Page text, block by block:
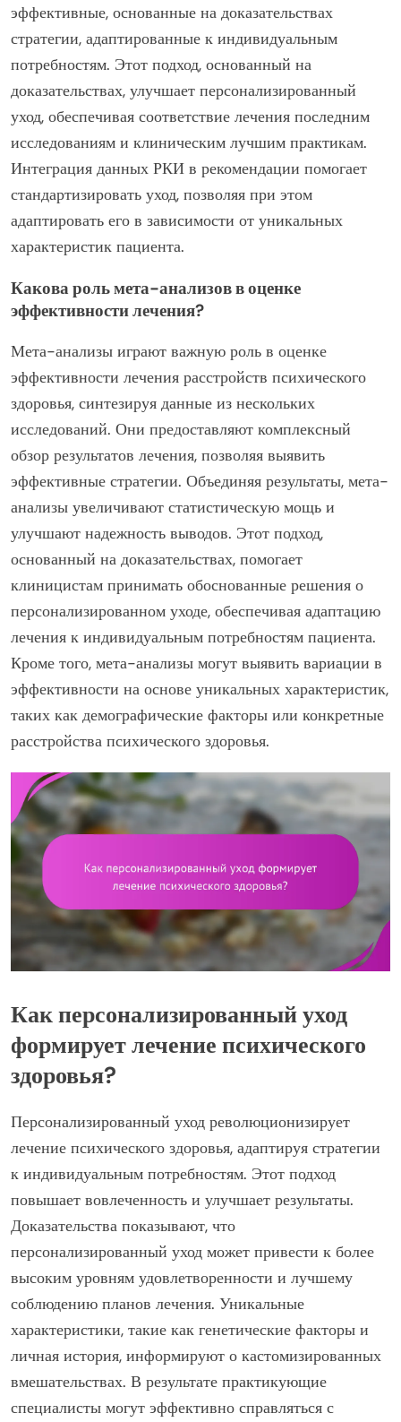
эффективные, основанные на доказательствах
стратегии, адаптированные к индивидуальным
потребностям. Этот подход, основанный на
доказательствах, улучшает персонализированный
уход, обеспечивая соответствие лечения последним
исследованиям и клиническим лучшим практикам.
Интеграция данных РКИ в рекомендации помогает
стандартизировать уход, позволяя при этом
адаптировать его в зависимости от уникальных
характеристик пациента.
Какова роль мета-анализов в оценке
эффективности лечения?
Мета-анализы играют важную роль в оценке
эффективности лечения расстройств психического
здоровья, синтезируя данные из нескольких
исследований. Они предоставляют комплексный
обзор результатов лечения, позволяя выявить
эффективные стратегии. Объединяя результаты, мета-
анализы увеличивают статистическую мощь и
улучшают надежность выводов. Этот подход,
основанный на доказательствах, помогает
клиницистам принимать обоснованные решения о
персонализированном уходе, обеспечивая адаптацию
лечения к индивидуальным потребностям пациента.
Кроме того, мета-анализы могут выявить вариации в
эффективности на основе уникальных характеристик,
таких как демографические факторы или конкретные
расстройства психического здоровья.
Как персонализированный уход
формирует лечение психического
здоровья?
Персонализированный уход революционизирует
лечение психического здоровья, адаптируя стратегии
к индивидуальным потребностям. Этот подход
повышает вовлеченность и улучшает результаты.
Доказательства показывают, что
персонализированный уход может привести к более
высоким уровням удовлетворенности и лучшему
соблюдению планов лечения. Уникальные
характеристики, такие как генетические факторы и
личная история, информируют о кастомизированных
вмешательствах. В результате практикующие
специалисты могут эффективно справляться с